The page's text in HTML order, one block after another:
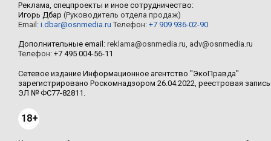
Реклама, спецпроекты и иное сотрудничество:
Игорь Дбар (Руководитель отдела продаж)
Email: i.dbar@osnmedia.ru Телефон: +7 909 936-02-90
Дополнительные email: reklama@osnmedia.ru, adv@osnmedia.ru
Телефон: +7 495 004-56-11
Сетевое издание Информационное агентство "ЭкоПравда"
зарегистрировано Роскомнадзором 26.04.2022, реестровая запись
ЭЛ № ФС77-82811.
18+